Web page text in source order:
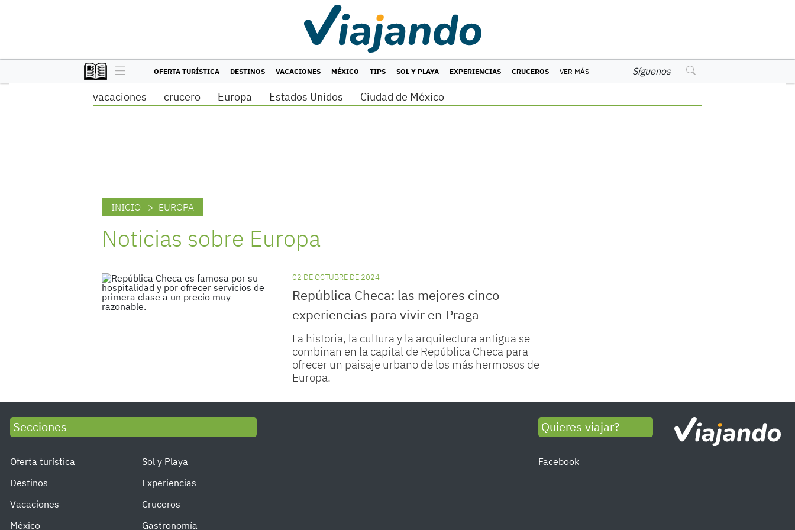
OFERTA TURÍSTICA DESTINOS VACACIONES MÉXICO TIPS SOL Y PLAYA EXPERIENCIAS CRUCEROS VER MÁS Síguenos
vacaciones crucero Europa Estados Unidos Ciudad de México
INICIO > EUROPA
Noticias sobre Europa
02 DE OCTUBRE DE 2024
República Checa: las mejores cinco
experiencias para vivir en Praga
La historia, la cultura y la arquitectura antigua se
combinan en la capital de República Checa para
ofrecer un paisaje urbano de los más hermosos de
Europa.
Secciones
Oferta turística
Destinos
Vacaciones
México
Sol y Playa
Experiencias
Cruceros
Gastronomía
Quieres viajar?
Facebook